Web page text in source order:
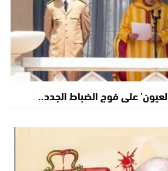
على فوج الضباط الجدد..